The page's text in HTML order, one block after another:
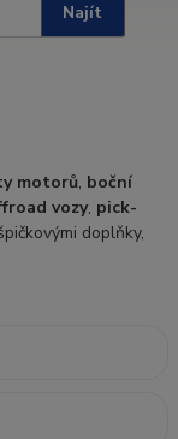
Najít
motorů, boční
vozy, pick-
doplňky,